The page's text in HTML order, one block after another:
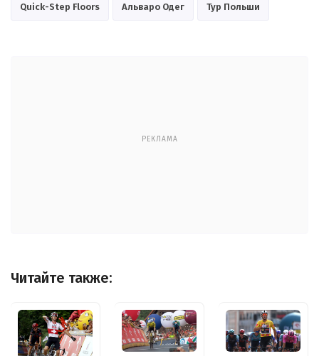
Quick-Step Floors Альваро Одег Тур Польши
РЕКЛАМА
Читайте также: